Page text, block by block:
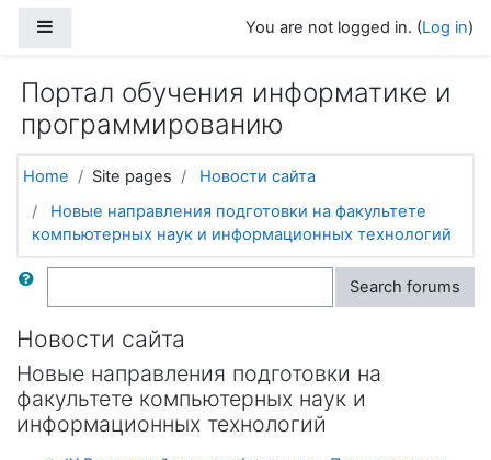
You are not logged in. (Log in)
Портал обучения информатике и
программированию
Home Site pages
Новости сайта
Новые направления подготовки на факультете
компьютерных наук и информационных технологий
Search Search forums
Новости сайта
Новые направления подготовки на
факультете компьютерных наук и
информационных технологий